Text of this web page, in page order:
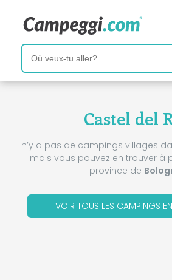
Castel del
Il n’y a pas de campings villages
mais vous pouvez en trouver à
province de
VOIR TOUS LES CAMPINGS